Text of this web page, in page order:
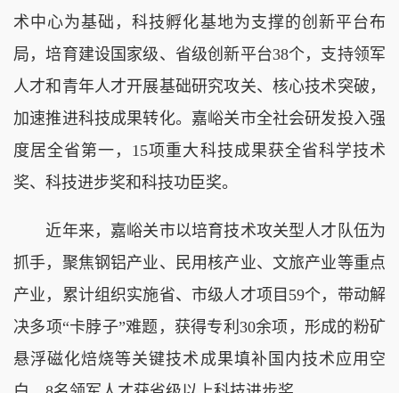
术中心为基础，科技孵化基地为支撑的创新平台布
局，培育建设国家级、省级创新平台38个，支持领军
人才和青年人才开展基础研究攻关、核心技术突破，
加速推进科技成果转化。嘉峪关市全社会研发投入强
度居全省第一，15项重大科技成果获全省科学技术
奖、科技进步奖和科技功臣奖。
近年来，嘉峪关市以培育技术攻关型人才队伍为
抓手，聚焦钢铝产业、民用核产业、文旅产业等重点
产业，累计组织实施省、市级人才项目59个，带动解
决多项“卡脖子”难题，获得专利30余项，形成的粉矿
悬浮磁化焙烧等关键技术成果填补国内技术应用空